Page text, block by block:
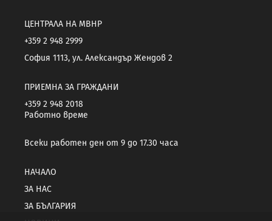
ЦЕНТРАЛА НА МВНР
+359 2 948 2999
София 1113, ул. Александър Жендов 2
ПРИЕМНА ЗА ГРАЖДАНИ
+359 2 948 2018
Работно време
Всеки работен ден от 9 до 17.30 часа
НАЧАЛО
ЗА НАС
ЗА БЪЛГАРИЯ